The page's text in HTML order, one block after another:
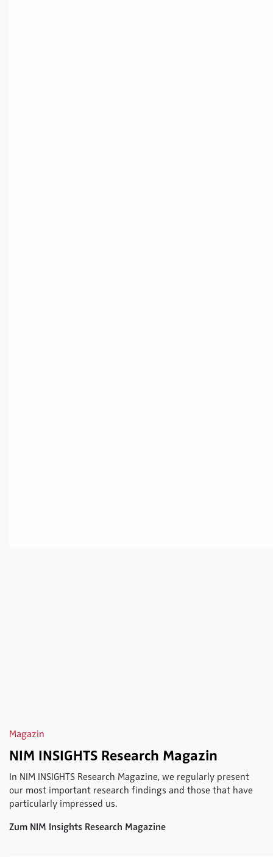
Magazin
NIM INSIGHTS Research Magazin
In NIM INSIGHTS Research Magazine, we regularly present
our most important research findings and those that have
particularly impressed us.
Zum NIM Insights Research Magazine